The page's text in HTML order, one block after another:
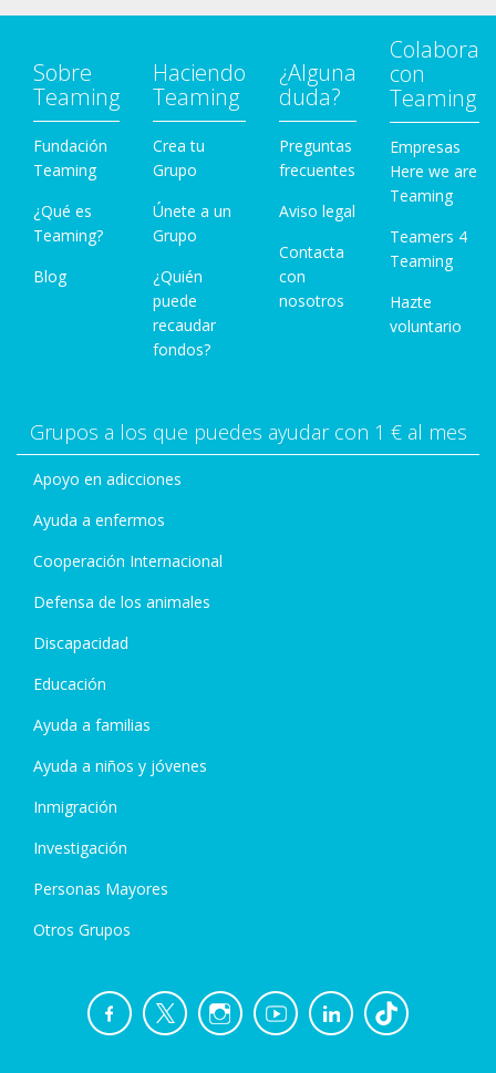
Sobre
Teaming
Fundación
Teaming
¿Qué es
Teaming?
Blog
Haciendo
Teaming
Crea tu
Grupo
Únete a un
Grupo
¿Quién
puede
recaudar
fondos?
¿Alguna
duda?
Preguntas
frecuentes
Aviso legal
Contacta
con
nosotros
Colabora
con
Teaming
Empresas
Here we are
Teaming
Teamers 4
Teaming
Hazte
voluntario
Grupos a los que puedes ayudar con 1 € al mes
Apoyo en adicciones
Ayuda a enfermos
Cooperación Internacional
Defensa de los animales
Discapacidad
Educación
Ayuda a familias
Ayuda a niños y jóvenes
Inmigración
Investigación
Personas Mayores
Otros Grupos